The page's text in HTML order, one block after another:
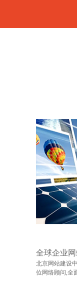
全球企业
北京网站建设
位网络顾问,全